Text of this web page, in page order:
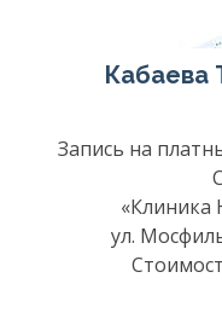
Кабаева
Запись на
«Клиника
ул.